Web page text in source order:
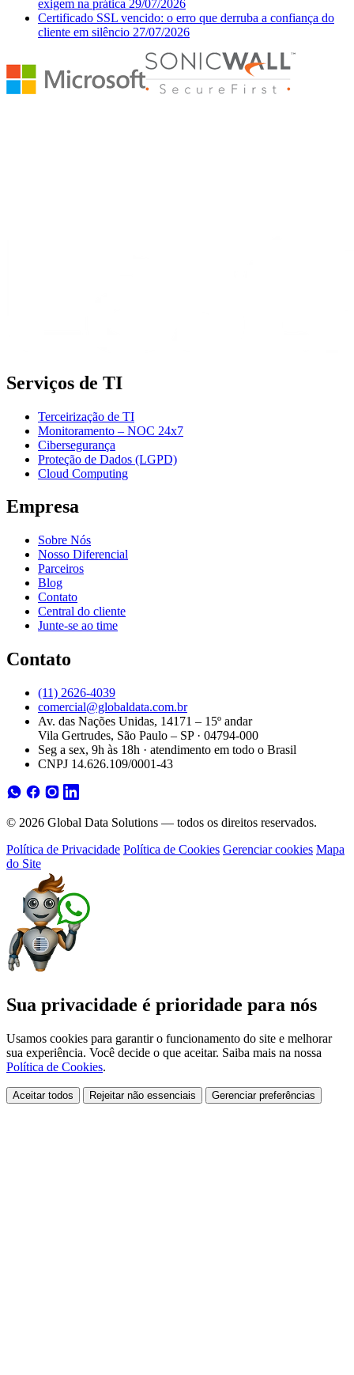
exigem na prática 29/07/2026
Certificado SSL vencido: o erro que derruba a confiança do
cliente em silêncio 27/07/2026
Serviços de TI
Terceirização de TI
Monitoramento – NOC 24x7
Cibersegurança
Proteção de Dados (LGPD)
Cloud Computing
Empresa
Sobre Nós
Nosso Diferencial
Parceiros
Blog
Contato
Central do cliente
Junte-se ao time
Contato
(11) 2626-4039
comercial@globaldata.com.br
Av. das Nações Unidas, 14171 – 15º andar
Vila Gertrudes, São Paulo – SP · 04794-000
Seg a sex, 9h às 18h · atendimento em todo o Brasil
CNPJ 14.626.109/0001-43
© 2026 Global Data Solutions — todos os direitos reservados.
Política de Privacidade Política de Cookies Gerenciar cookies Mapa
do Site
Sua privacidade é prioridade para nós
Usamos cookies para garantir o funcionamento do site e melhorar
sua experiência. Você decide o que aceitar. Saiba mais na nossa
Política de Cookies.
Aceitar todos Rejeitar não essenciais Gerenciar preferências